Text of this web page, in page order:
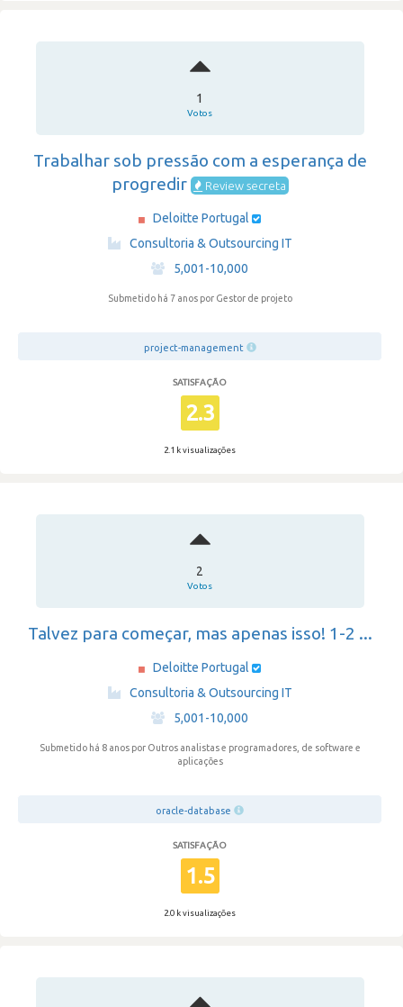
1
Votos
Trabalhar sob pressão com a esperança de
progredir
Review secreta
Deloitte Portugal
·
Consultoria & Outsourcing IT
·
5,001-10,000
Submetido há 7 anos por Gestor de projeto
project-management
SATISFAÇÃO
2.3
2.1 k visualizações
2
Votos
Talvez para começar, mas apenas isso! 1-2 ...
Deloitte Portugal
·
Consultoria & Outsourcing IT
·
5,001-10,000
Submetido há 8 anos por Outros analistas e programadores, de software e
aplicações
oracle-database
SATISFAÇÃO
1.5
2.0 k visualizações